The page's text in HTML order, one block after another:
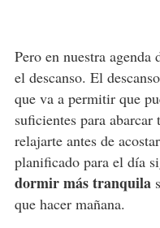
Pero en nuestra
el descanso. El
que va a permitir que
suficientes para
relajarte antes de
planificado para el día
dormir más tranquila
que hacer mañana.